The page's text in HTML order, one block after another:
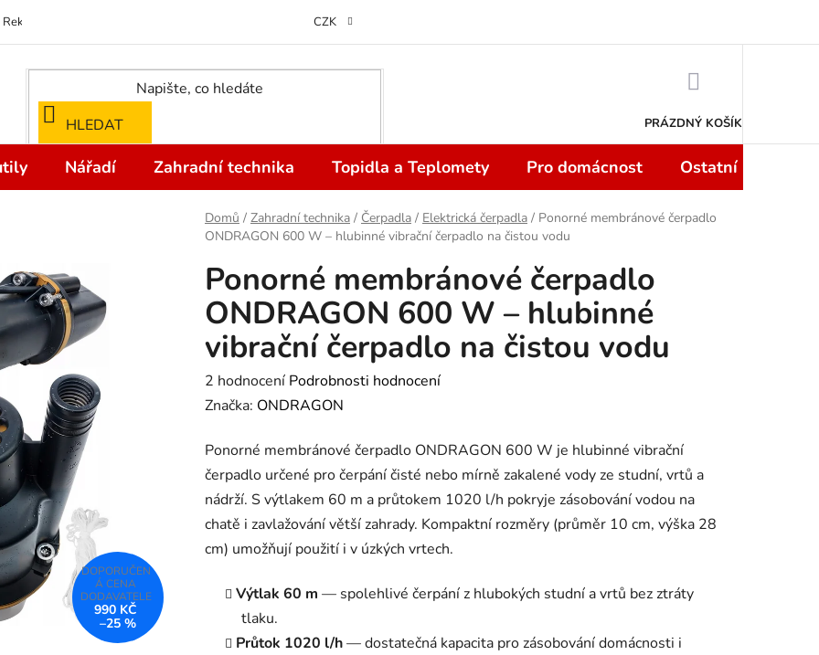
Reklamace Odstoupení od kupní smlouvy do 14 dní
CZK
HLEDAT PRÁZDNÝ KOŠÍK
Nářadí Zahradní technika Topidla a Teplomety Pro domácnost Ostatní
Domů / Zahradní technika / Čerpadla / Elektrická čerpadla / Ponorné membránové čerpadlo
ONDRAGON 600 W – hlubinné vibrační čerpadlo na čistou vodu
Ponorné membránové čerpadlo
ONDRAGON 600 W – hlubinné
vibrační čerpadlo na čistou vodu
Průměrné
hodnocení
je
4,5
z
5
hvězdiček.
2 hodnocení Podrobnosti hodnocení
Značka: ONDRAGON
Ponorné membránové čerpadlo ONDRAGON 600 W je hlubinné vibrační
čerpadlo určené pro čerpání čisté nebo mírně zakalené vody ze studní, vrtů a
nádrží. S výtlakem 60 m a průtokem 1020 l/h pokryje zásobování vodou na
chatě i zavlažování větší zahrady. Kompaktní rozměry (průměr 10 cm, výška 28
cm) umožňují použití i v úzkých vrtech.
Výtlak 60 m — spolehlivé čerpání z hlubokých studní a vrtů bez ztráty
tlaku.
Průtok 1020 l/h— dostatečná kapacita pro zásobování domácnosti i
990 KČ
–25 %